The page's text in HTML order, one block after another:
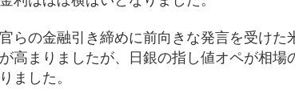
らの金融引き締めに前向きな発言を受けた
高まりましたが、日銀の指し値オペが相場
ました。